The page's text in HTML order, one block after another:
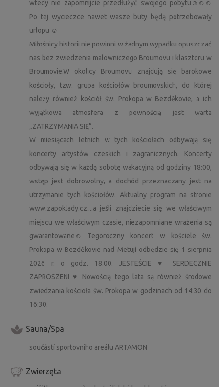
wtedy nie zapomnijcie przedłużyć swojego pobytu☺☺☺
Po tej wycieczce nawet wasze buty będą potrzebowały
urlopu ☺
Miłośnicy historii nie powinni w żadnym wypadku opuszczać
nas bez zwiedzenia malowniczego Broumovu i klasztoru w
Broumovie.W okolicy Broumovu znajdują się barokowe
kościoły, tzw. grupa kościołów broumovskich, do której
należy również kościół św. Prokopa w Bezděkovie, a ich
wyjątkowa atmosfera z pewnością jest warta
„ZATRZYMANIA SIĘ”.
W miesiącach letnich w tych kościołach odbywają się
koncerty artystów czeskich i zagranicznych. Koncerty
odbywają się w każdą sobotę wakacyjną od godziny 18:00,
wstęp jest dobrowolny, a dochód przeznaczany jest na
utrzymanie tych kościołów. Aktualny program na stronie
www.zapoklady.cz....a jeśli znajdziecie się we właściwym
miejscu we właściwym czasie, niezapomniane wrażenia są
gwarantowane☺ Tegoroczny koncert w kościele św.
Prokopa w Bezděkovie nad Metují odbędzie się 1 sierpnia
2026 r. o godz. 18.00. JESTEŚCIE ♥ SERDECZNIE
ZAPROSZENI ♥ Nowością tego lata są również środowe
zwiedzania kościoła św. Prokopa w godzinach od 14:30 do
16:30.
Sauna/Spa
součástí sportovního areálu ARTAMON
Zwierzęta